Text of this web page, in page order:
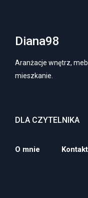
Diana98
Aranżacje wnętrz,
mieszkanie.
DLA CZYTELNIKA
O mnie Kontakt